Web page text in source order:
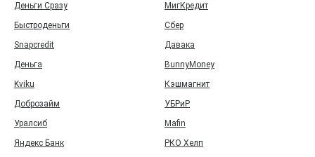
Деньги Сразу
МигКредит
Быстроденьги
Сбер
Snapcredit
Давака
Деньга
BunnyMoney
Kviku
Кэшмагнит
Доброзайм
УБРиР
Уралсиб
Mafin
Яндекс Банк
РКО Хелп